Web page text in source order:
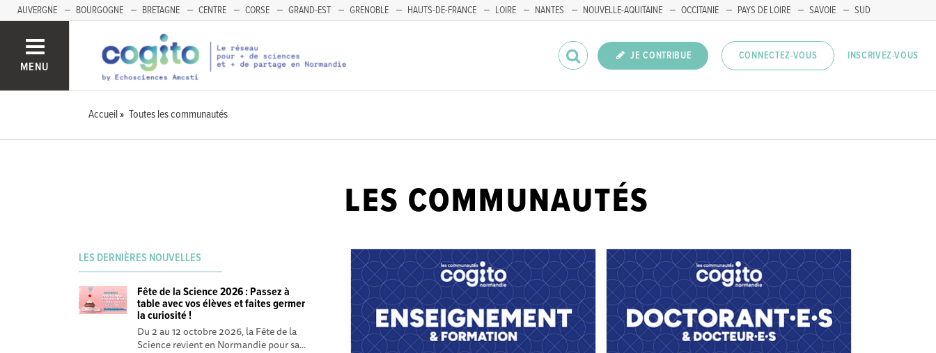
AUVERGNE BOURGOGNE BRETAGNE CENTRE CORSE GRAND-EST GRENOBLE HAUTS-DE-FRANCE LOIRE NANTES NOUVELLE-AQUITAINE OCCITANIE PAYS DE LOIRE SAVOIE SUD
MENU
JE CONTRIBUE CONNECTEZ-VOUS INSCRIVEZ-VOUS
Accueil Toutes les communautés
LES COMMUNAUTÉS
LES DERNIÈRES NOUVELLES
Fête de la Science 2026 : Passez à
table avec vos élèves et faites germer
la curiosité !
Du 2 au 12 octobre 2026, la Fête de la
Science revient en Normandie pour sa...